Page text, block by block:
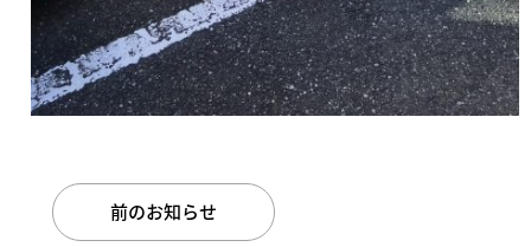
前のお知らせ